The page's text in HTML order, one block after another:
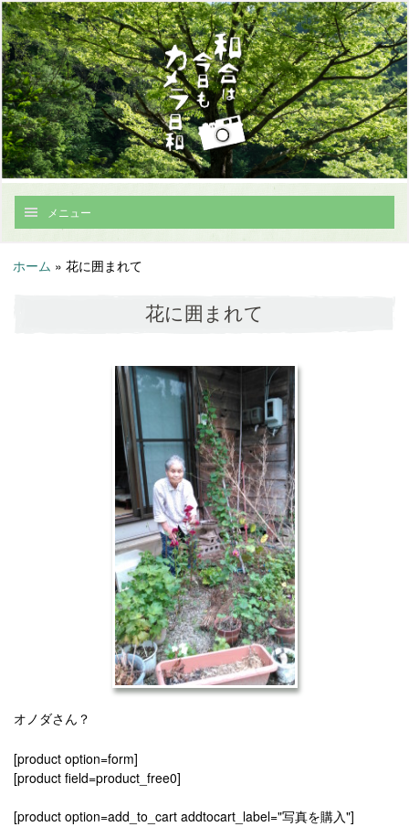
メニュー
ホーム » 花に囲まれて
花に囲まれて
オノダさん？
[product option=form]
[product field=product_free0]
[product option=add_to_cart addtocart_label="写真を購入"]